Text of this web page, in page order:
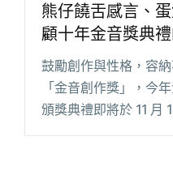
熊仔饒舌感言、
顧十年金音獎典
鼓勵創作與性格，容
「金音創作獎」，今
頒獎典禮即將於 11 月
作為前導活動，本週